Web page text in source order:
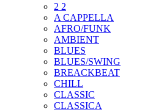
2 2
A CAPPELLA
AFRO/FUNK
AMBIENT
BLUES
BLUES/SWING
BREACKBEAT
CHILL
CLASSIC
CLASSICA